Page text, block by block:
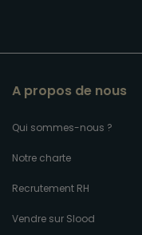
A propos de nous
Qui sommes-nous ?
Notre charte
Recrutement RH
Vendre sur Slood